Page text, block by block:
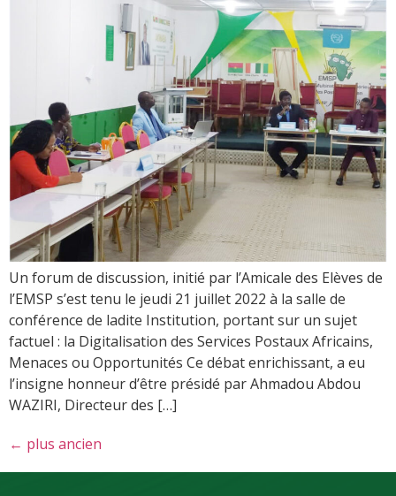
Un forum de discussion, initié par l’Amicale des Elèves de
l’EMSP s’est tenu le jeudi 21 juillet 2022 à la salle de
conférence de ladite Institution, portant sur un sujet
factuel : la Digitalisation des Services Postaux Africains,
Menaces ou Opportunités Ce débat enrichissant, a eu
l’insigne honneur d’être présidé par Ahmadou Abdou
WAZIRI, Directeur des […]
← plus ancien